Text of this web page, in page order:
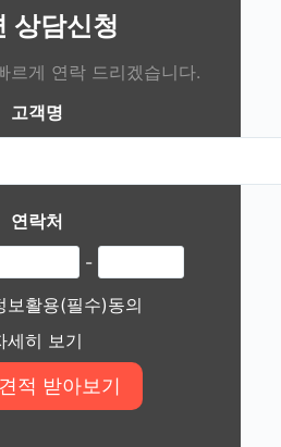
상담신청
르게 연락 드리겠습니다.
고객명
연락처
-
보활용(필수)동의
세히 보기